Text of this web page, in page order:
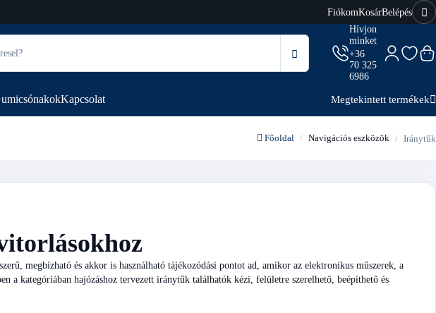
FiókomKosárBelépés
Hívjon
minket
+36
70 325
6986
Kapcsolat Megtekintett termékek
Főoldal Navigációs eszközök Iránytűk
megbízható és akkor is használható tájékozódási pontot ad, amikor az elektronikus műszerek, a
a kategóriában hajózáshoz tervezett iránytűk találhatók kézi, felületre szerelhető, beépíthető és